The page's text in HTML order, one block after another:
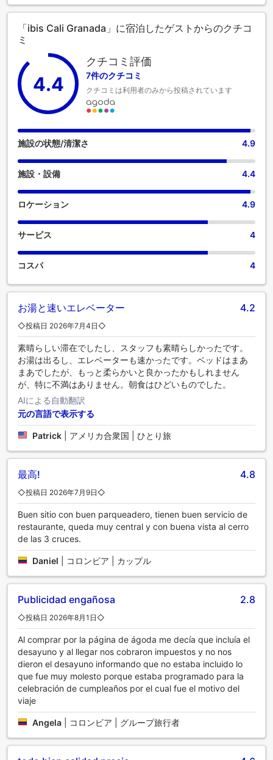
Cali Granadaでの滞在を満喫しましょう。 すべてのお客様の
っております。 Ibis Cali Granadaでは、快適なご滞在をサポ
ートする便利な設備とサービスを備えた客室をご用意してい
ます。より楽しい滞在のために、当宿泊施設の一部の客室に
はエアコンまたはリネンサービスを備えています。Ibis Cali
Granadaの特定の客室では、バスルームにバスローブ、タオ
ル、ドライヤーをご用意しております。 Ibis Cali Granadaで
は、敷地内で朝食をお召し上がりいただけますので、ストレ
スなく一日をスタートできます。ご滞在中、当宿泊施設で
は、ご満足いただけるお料理の数々をご堪能いただけます。
ご到着後は、楽しい館内イブニングエンターテイメントをお
めるレジャー設備も充実しています。 休暇中にフィットネス
を楽しみたいお客様は、フィットネスセンターをご利用くだ
さい。
「ibis Cali Granada」に宿泊したゲストからのクチコ
ミ
4.4
クチコミ評価
7件のクチコミ
クチコミは利用者のみから投稿されています
施設の状態/清潔さ 4.9
施設・設備 4.4
ロケーション 4.9
サービス 4
コスパ 4
お湯と速いエレベーター 4.2
◇投稿日 2026年7月4日◇
素晴らしい滞在でしたし、スタッフも素晴らしかったです。
お湯は出るし、エレベーターも速かったです。ベッドはまあ
まあでしたが、もっと柔らかいと良かったかもしれません
が、特に不満はありません。朝食はひどいものでした。
AIによる自動翻訳
元の言語で表示する
Patrick アメリカ合衆国 | ひとり旅
最高! 4.8
◇投稿日 2026年7月9日◇
Buen sitio con buen parqueadero, tienen buen servicio de
restaurante, queda muy central y con buena vista al cerro
de las 3 cruces.
Daniel コロンビア | カップル
Publicidad engañosa 2.8
◇投稿日 2026年8月1日◇
Al comprar por la página de ágoda me decía que incluía el
desayuno y al llegar nos cobraron impuestos y no nos
dieron el desayuno informando que no estaba incluido lo
que fue muy molesto porque estaba programado para la
celebración de cumpleaños por el cual fue el motivo del
viaje
Angela コロンビア | グループ旅行者